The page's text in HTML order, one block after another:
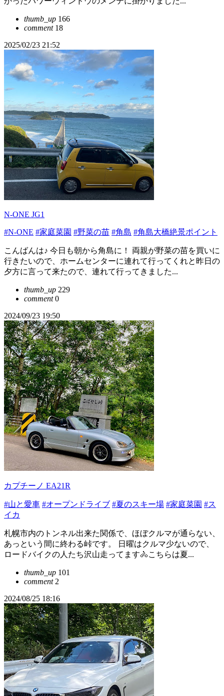
thumb_up 166
comment18
2025/02/23 21:52
N-ONE JG1
#N-ONE #家庭菜園 #野菜の苗 #角島 #角島大橋絶景ポイント
こんばんは♪ 今日も朝から角島に！ 両親が野菜の苗を買いに
行きたいので、ホームセンターに連れて行ってくれと昨日の
夕方に言って来たので、連れて行ってきました...
thumb_up 229
comment0
2024/09/23 19:50
カプチーノ EA21R
#山と愛車 #オープンドライブ #夏のスキー場 #家庭菜園 #ス
イカ
札幌市内のトンネル出来た関係で、ほぼクルマが通らない、
あっという間に終わる峠です。 日曜はクルマ少ないので、
ロードバイクの人たち沢山走ってます🚴こちらは夏...
thumb_up 101
comment2
2024/08/25 18:16